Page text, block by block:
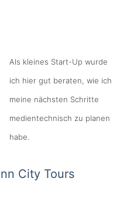
Als kleines Start-Up wurde
ich hier gut beraten, wie ich
meine nächsten Schritte
medientechnisch zu planen
habe.
City Tours